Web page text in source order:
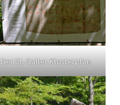
Der St. Galler Klosterplan